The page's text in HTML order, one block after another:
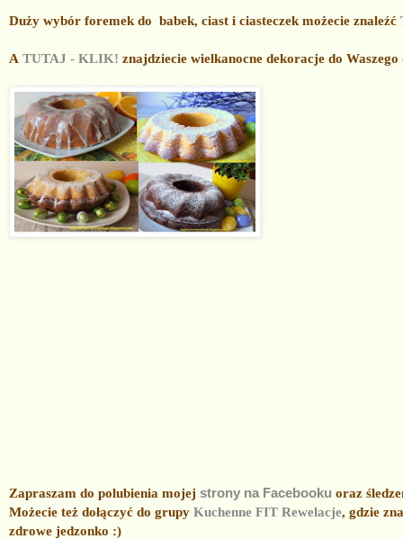
Duży wybór foremek do babek, ciast i ciasteczek możecie znaleźć
A TUTAJ - KLIK! znajdziecie wielkanocne dekoracje do Waszego
Zapraszam do polubienia mojej strony na Facebooku oraz
Możecie też dołączyć do grupy Kuchenne FIT Rewelacje, gdzie
zdrowe jedzonko :)